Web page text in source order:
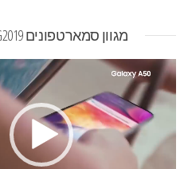
מגוון סמארטפונים SAMSUNG2019
נגן
וידאו